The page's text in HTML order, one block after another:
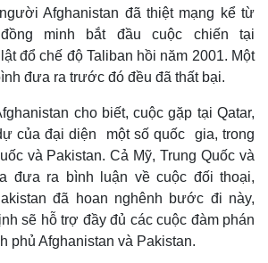
Infographic
Afghanistan đã thiệt mạng kể từ
minh bắt đầu cuộc chiến tại
đổ chế độ Taliban hồi năm 2001. Một
đưa ra trước đó đều đã thất bại.
cho biết, cuộc gặp tại Qatar,
của đại diện một số quốc gia, trong
và Pakistan. Cả Mỹ, Trung Quốc và
đưa ra bình luận về cuộc đối thoại,
đã hoan nghênh bước đi này,
sẽ hỗ trợ đầy đủ các cuộc đàm phán
phủ Afghanistan và Pakistan.